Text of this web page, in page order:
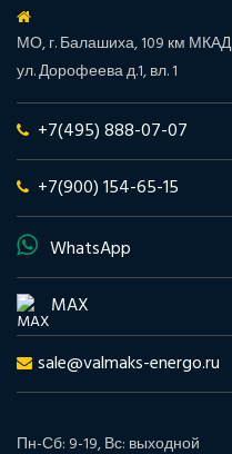
МО, г. Балашиха, 109 км МКАД
ул. Дорофеева д.1, вл. 1
+7(495) 888-07-07
+7(900) 154-65-15
WhatsApp
MAX
sale@valmaks-energo.ru
Пн-Сб: 9-19, Вс: выходной